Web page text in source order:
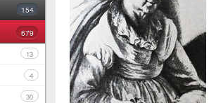
154
679
13
4
30